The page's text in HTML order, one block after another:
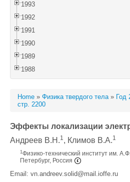
1993
1992
1991
1990
1989
1988
Home » Физика твердого тела» Год
стр. 2200
Эффекты локализации
Андреев В.Н.1, Климов В.А.1
1 Физико-технический институт им.
Петербург, Россия
Email: vn.andreev.solid@mail.ioffe.ru